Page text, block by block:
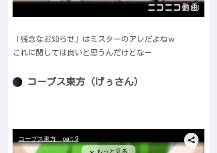
「残念なお知らせ」はミスターのアレだよねｗ
これに関しては良いと思うんだけどなー
コープス東方（げぅさん）